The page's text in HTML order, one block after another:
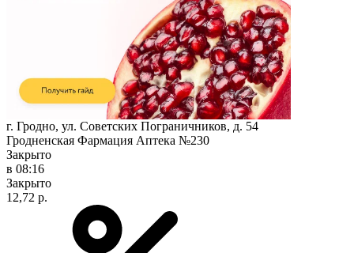
г. Гродно, ул. Советских Пограничников, д. 54
Гродненская Фармация Аптека №230
Закрыто
в 08:16
Закрыто
12,72 р.